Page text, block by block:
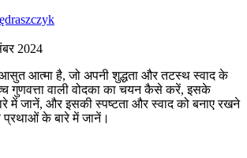
2024
आसुत आत्मा है, जो अपनी शुद्धता और तटस्थ स्वाद के
गुणवत्ता वाली वोदका का चयन कैसे करें, इसके
में जानें, और इसकी स्पष्टता और स्वाद को बनाए रखने
प्रथाओं के बारे में जानें।